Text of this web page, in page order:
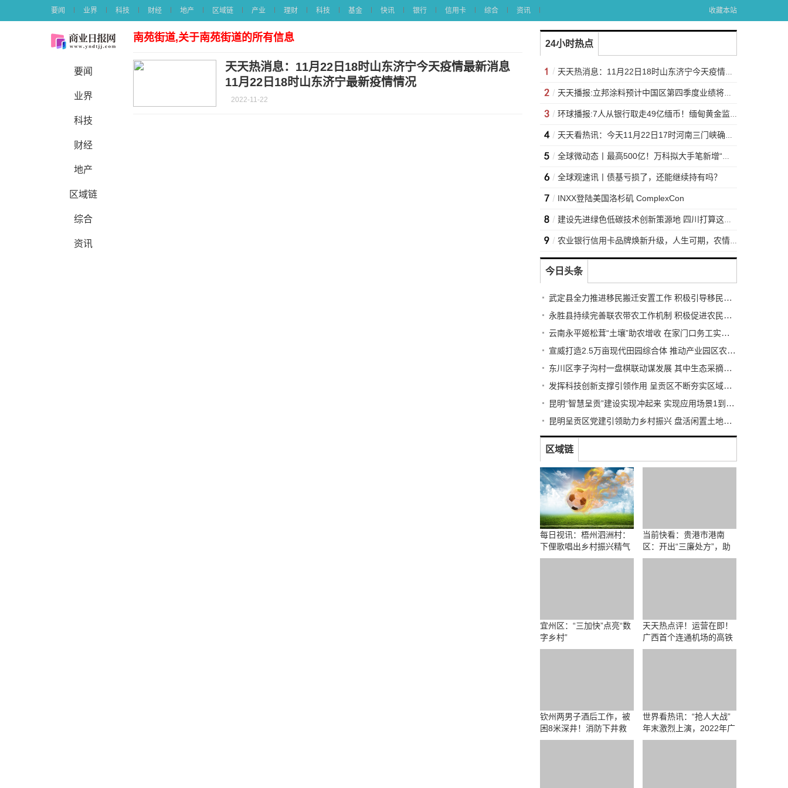
要闻 业界 科技 财经 地产 区域链 产业 理财 科技 基金 快讯 银行 信用卡 综合 资讯 收藏本站
要闻
业界
科技
财经
地产
区域链
综合
资讯
南苑街道,关于南苑街道的所有信息
天天热消息：11月22日18时山东济宁今天疫情最新消息
11月22日18时山东济宁最新疫情情况
2022-11-22
24小时热点
天天热消息：11月22日18时山东济宁今天疫情最新消息 11月22日18时山东济宁最新疫情情况
天天播报:立邦涂料预计中国区第四季度业绩将下滑
环球播报:7人从银行取走49亿缅币！缅甸黄金监管委员会要求核查
天天看热讯：今天11月22日17时河南三门峡确诊名单 11月22日17时河南三门峡最新确诊数
全球微动态丨最高500亿！万科拟大手笔新增“发债”额度
全球观速讯丨债基亏损了，还能继续持有吗？
INXX登陆美国洛杉矶 ComplexCon
建设先进绿色低碳技术创新策源地 四川打算这样干
农业银行信用卡品牌焕新升级，人生可期，农情长伴
今日头条
武定县全力推进移民搬迁安置工作 积极引导移民多渠道就业
永胜县持续完善联农带农工作机制 积极促进农民收入持续增长
云南永平姬松茸“土壤”助农增收 在家门口务工实现稳步增收
宣威打造2.5万亩现代田园综合体 推动产业园区农业转型升级
东川区李子沟村一盘棋联动谋发展 其中生态采摘园获利3.5万元
发挥科技创新支撑引领作用 呈贡区不断夯实区域创新体系建设
昆明“智慧呈贡”建设实现冲起来 实现应用场景1到N的推广
昆明呈贡区党建引领助力乡村振兴 盘活闲置土地资源200余亩
区域链
每日视讯：梧州泗洲村：
下俚歌唱出乡村振兴精气
神
当前快看：贵港市港南
区：开出“三廉处方”，助
力清廉医院建设
宜州区：“三加快”点亮“数
字乡村”
天天热点评！运营在即！
广西首个连通机场的高铁
站是啥样？
钦州两男子酒后工作，被
困8米深井！消防下井救
援
世界看热讯：“抢人大战”
年末激烈上演，2022年广
西人才活动周在南宁开幕